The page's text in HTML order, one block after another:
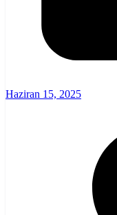
Haziran 15, 2025